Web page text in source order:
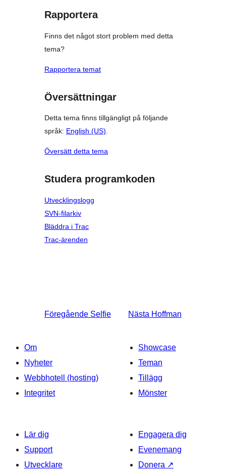
Rapportera
Finns det något stort problem med detta
tema?
Rapportera temat
Översättningar
Detta tema finns tillgängligt på följande
språk: English (US).
Översätt detta tema
Studera programkoden
Utvecklingslogg
SVN-filarkiv
Bläddra i Trac
Trac-ärenden
Föregående Selfie Nästa Hoffman
Om
Nyheter
Webbhotell (hosting)
Integritet
Showcase
Teman
Tillägg
Mönster
Lär dig
Support
Utvecklare
Engagera dig
Evenemang
Donera ↗